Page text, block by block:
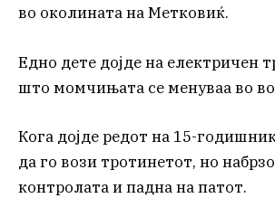
во околината на Метковиќ.
Едно дете дојде на електричен
што момчињата се менуваа во
Кога дојде редот на 15-
да го вози тротинетот, но набрзо
контролата и падна на патот.